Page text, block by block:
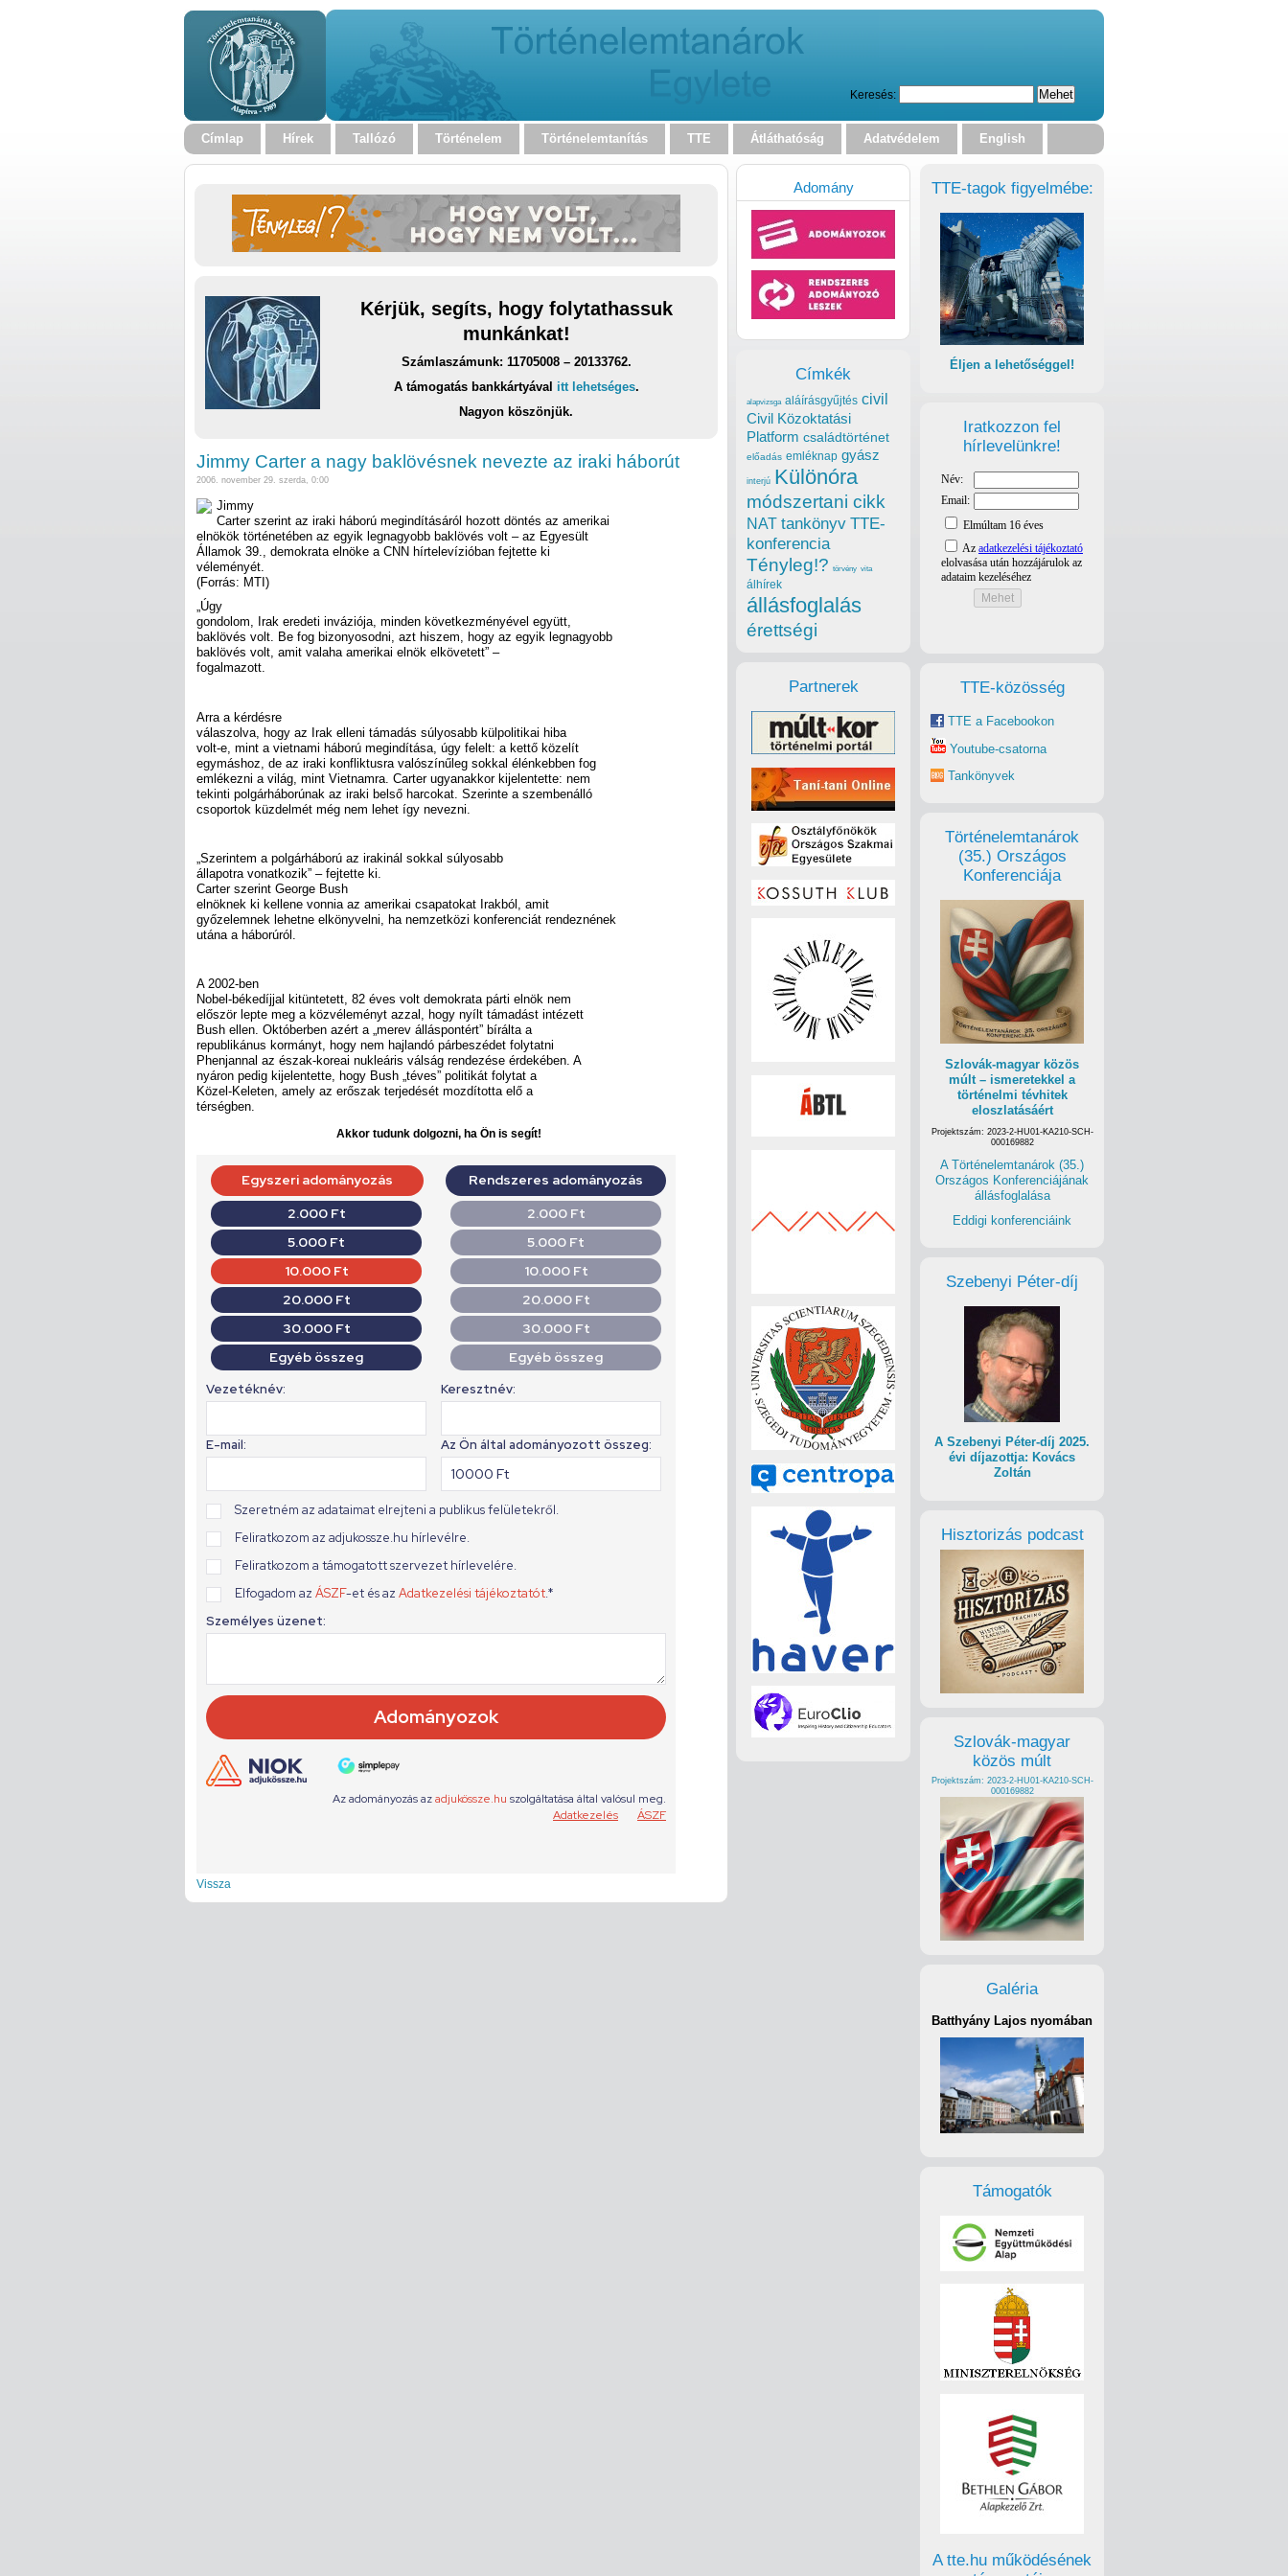
Keresés:
Címlap Hírek Tallózó Történelem Történelemtanítás TTE Átláthatóság Adatvédelem English
Kérjük, segíts, hogy folytathassuk
munkánkat!
Számlaszámunk: 11705008 – 20133762.
A támogatás bankkártyával itt lehetséges.
Nagyon köszönjük.
Jimmy Carter a nagy baklövésnek nevezte az iraki háborút
2006. november 29. szerda, 0:00
Jimmy
Carter szerint az iraki háború megindításáról hozott döntés az amerikai
elnökök történetében az egyik legnagyobb baklövés volt – az Egyesült
Államok 39., demokrata elnöke a CNN hírtelevízióban fejtette ki
véleményét.
(Forrás: MTI)
„Úgy
gondolom, Irak eredeti inváziója, minden következményével együtt,
baklövés volt. Be fog bizonyosodni, azt hiszem, hogy az egyik legnagyobb
baklövés volt, amit valaha amerikai elnök elkövetett” –
fogalmazott.
Arra a kérdésre
válaszolva, hogy az Irak elleni támadás súlyosabb külpolitikai hiba
volt-e, mint a vietnami háború megindítása, úgy felelt: a kettő közelít
egymáshoz, de az iraki konfliktusra valószínűleg sokkal élénkebben fog
emlékezni a világ, mint Vietnamra. Carter ugyanakkor kijelentette: nem
tekinti polgárháborúnak az iraki belső harcokat. Szerinte a szembenálló
csoportok küzdelmét még nem lehet így nevezni.
„Szerintem a polgárháború az irakinál sokkal súlyosabb
állapotra vonatkozik” – fejtette ki.
Carter szerint George Bush
elnöknek ki kellene vonnia az amerikai csapatokat Irakból, amit
győzelemnek lehetne elkönyvelni, ha nemzetközi konferenciát rendeznének
utána a háborúról.
A 2002-ben
Nobel-békedíjjal kitüntetett, 82 éves volt demokrata párti elnök nem
először lepte meg a közvéleményt azzal, hogy nyílt támadást intézett
Bush ellen. Októberben azért a „merev álláspontért” bírálta a
republikánus kormányt, hogy nem hajlandó párbeszédet folytatni
Phenjannal az észak-koreai nukleáris válság rendezése érdekében. A
nyáron pedig kijelentette, hogy Bush „téves” politikát folytat a
Közel-Keleten, amely az erőszak terjedését mozdította elő a
térségben.
Akkor tudunk dolgozni, ha Ön is segít!
Vissza
TTE-tagok figyelmébe:
Éljen a lehetőséggel!
Iratkozzon fel
hírlevelünkre!
TTE-közösség
TTE a Facebookon
Youtube-csatorna
Tankönyvek
Történelemtanárok
(35.) Országos
Konferenciája
Szlovák-magyar közös
múlt – ismeretekkel a
történelmi tévhitek
eloszlatásáért
Projektszám: 2023-2-HU01-KA210-SCH-
000169882
A Történelemtanárok (35.)
Országos Konferenciájának
állásfoglalása
Eddigi konferenciáink
Szebenyi Péter-díj
A Szebenyi Péter-díj 2025.
évi díjazottja: Kovács
Zoltán
Hisztorizás podcast
Szlovák-magyar
közös múlt
Projektszám: 2023-2-HU01-KA210-SCH-
000169882
Galéria
Batthyány Lajos nyomában
Támogatók
A tte.hu működésének
Adomány
Címkék
alapvizsga aláírásgyűjtés civil
Civil Közoktatási
Platform családtörténet
előadás emléknap gyász
interjú Különóra
módszertani cikk
NAT tankönyv TTE-
konferencia
Tényleg!? törvény vita
álhírek
állásfoglalás
érettségi
Partnerek